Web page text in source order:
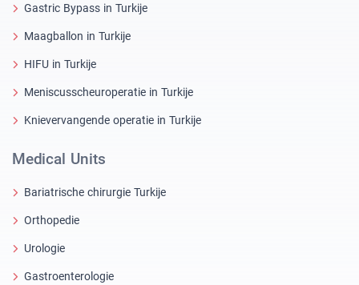
Gastric Bypass in Turkije
Maagballon in Turkije
HIFU in Turkije
Meniscusscheuroperatie in Turkije
Knievervangende operatie in Turkije
Medical Units
Bariatrische chirurgie Turkije
Orthopedie
Urologie
Gastroenterologie